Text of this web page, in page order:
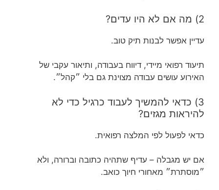
2) מה אם לא היו עדים?
עדיין אפשר לבנות תיק טוב.
תיעוד רפואי מיידי, דיווח בעבודה, ותיאור עקבי של
האירוע עושים עבודה מצוינת גם בלי ״קהל״.
3) כדאי להמשיך לעבוד כרגיל כדי לא
להיראות מגזים?
כדאי לפעול לפי המלצה רפואית.
אם יש מגבלה – עדיף שתהיה כתובה וברורה, ולא
״מוסתרת״ מאחורי חיוך כואב.